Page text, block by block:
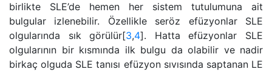
birlikte SLE’de hemen her sistem tutulumuna ait
bulgular izlenebilir. Özellikle seröz efüzyonlar SLE
olgularında sık görülür[3,4]. Hatta efüzyonlar SLE
olgularının bir kısmında ilk bulgu da olabilir ve nadir
birkaç olguda SLE tanısı efüzyon sıvısında saptanan LE